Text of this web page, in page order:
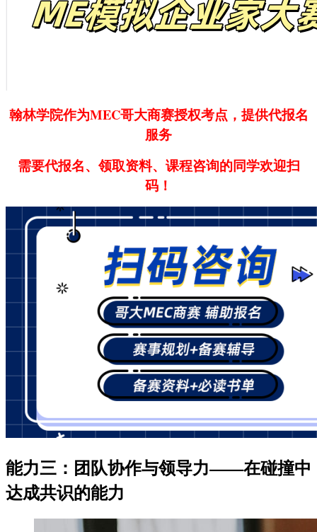
翰林学院作为MEC哥大商赛授权考点，提供代报名
服务
需要代报名、领取资料、课程咨询的同学欢迎扫
码！
能力三：团队协作与领导力——在碰撞中
达成共识的能力